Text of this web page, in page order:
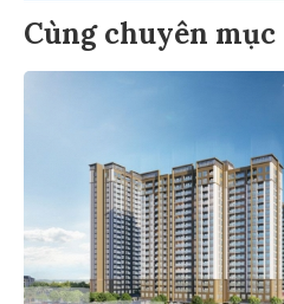
Cùng chuyên mục